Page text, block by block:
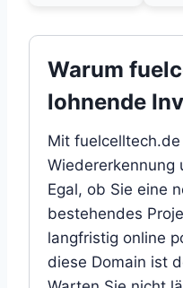
Warum
lohnende
Mit
Wiedererkennung
Egal, ob Sie eine
bestehendes
langfristig online
diese Domain ist